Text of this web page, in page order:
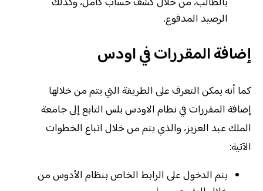
الرصيد المدفوع.
إضافة المقررات في اودس
كما أنه يمكن التعرف على الطريقة التي يتم من خلالها
إضافة المقررات في نظام الاودس بلس التابع إلى جامعة
الملك عبد العزيز، والذي يتم من خلال اتباع الخطوات
الآتية:
يتم الدخول على الرابط الخاص بنظام الأدوس من